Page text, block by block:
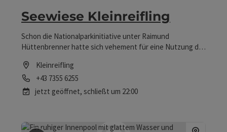
Seewiese Kleinreifling
Schon die Nationalparkinitiative unter Raimund
Hüttenbrenner hatte sich vehement für eine Nutzung der
Ennsstausee als öffentliche Badegelegenheit und als
Freizeitanlage eingesetzt.
Kleinreifling
Telefon
+43 7355 6255
jetzt geöffnet, schließt um 22:00